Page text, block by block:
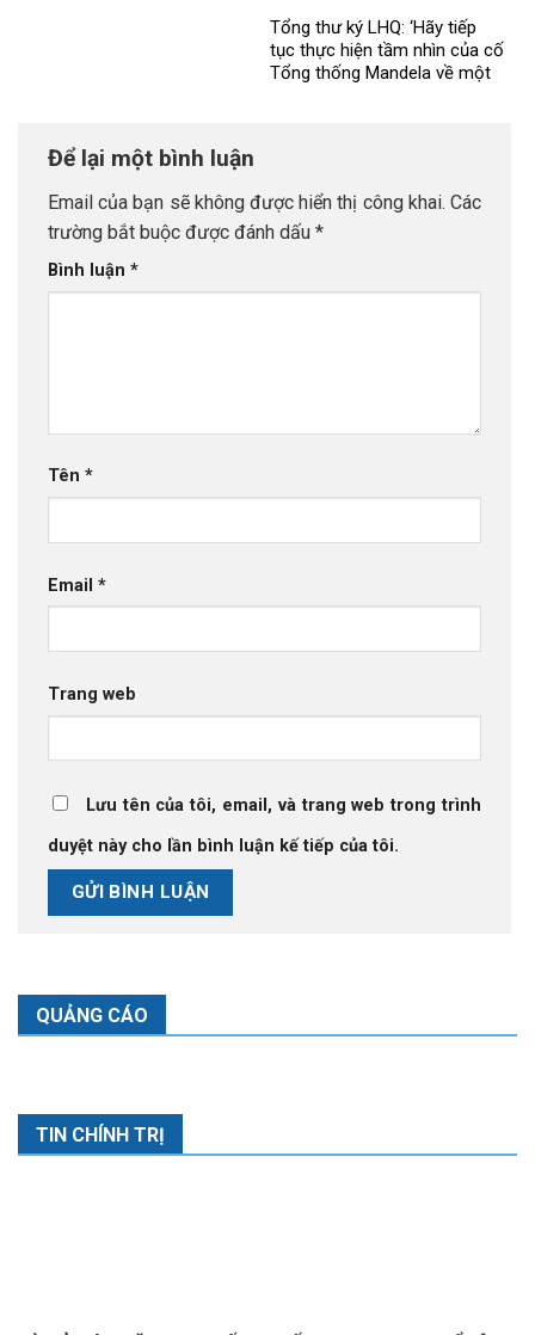
Tổng thư ký LHQ: ‘Hãy tiếp
tục thực hiện tầm nhìn của cố
Tổng thống Mandela về một
Để lại một bình luận
Email của bạn sẽ không được hiển thị công khai. Các
trường bắt buộc được đánh dấu *
Bình luận *
Tên *
Email *
Trang web
Lưu tên của tôi, email, và trang web trong trình
duyệt này cho lần bình luận kế tiếp của tôi.
QUẢNG CÁO
TIN CHÍNH TRỊ